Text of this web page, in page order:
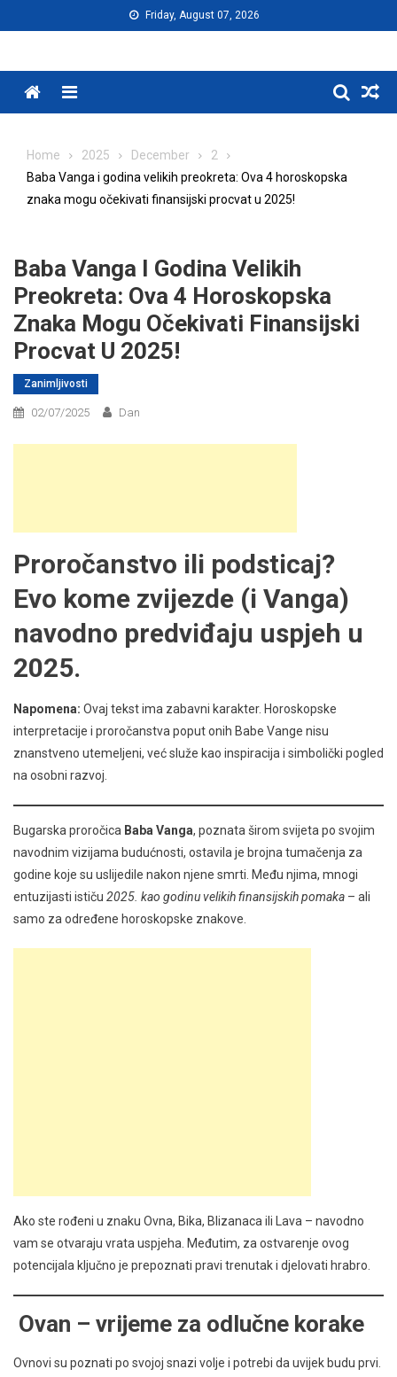
to
Friday, August 07, 2026
Menu
Home 2025 December
2
Baba Vanga i godina velikih preokreta: Ova 4 horoskopska
znaka mogu očekivati finansijski procvat u 2025!
Baba Vanga I Godina Velikih
Preokreta: Ova 4 Horoskopska
Znaka Mogu Očekivati Finansijski
Procvat U 2025!
Zanimljivosti
02/07/2025 Dan
Proročanstvo ili podsticaj?
Evo kome zvijezde (i Vanga)
navodno predviđaju uspjeh u
2025.
Napomena: Ovaj tekst ima zabavni karakter. Horoskopske
interpretacije i proročanstva poput onih Babe Vange nisu
znanstveno utemeljeni, već služe kao inspiracija i simbolički pogled
na osobni razvoj.
Bugarska proročica Baba Vanga, poznata širom svijeta po svojim
navodnim vizijama budućnosti, ostavila je brojna tumačenja za
godine koje su uslijedile nakon njene smrti. Među njima, mnogi
entuzijasti ističu 2025. kao godinu velikih finansijskih pomaka – ali
samo za određene horoskopske znakove.
Ako ste rođeni u znaku Ovna, Bika, Blizanaca ili Lava – navodno
vam se otvaraju vrata uspjeha. Međutim, za ostvarenje ovog
potencijala ključno je prepoznati pravi trenutak i djelovati hrabro.
Ovan – vrijeme za odlučne korake
Ovnovi su poznati po svojoj snazi volje i potrebi da uvijek budu prvi.